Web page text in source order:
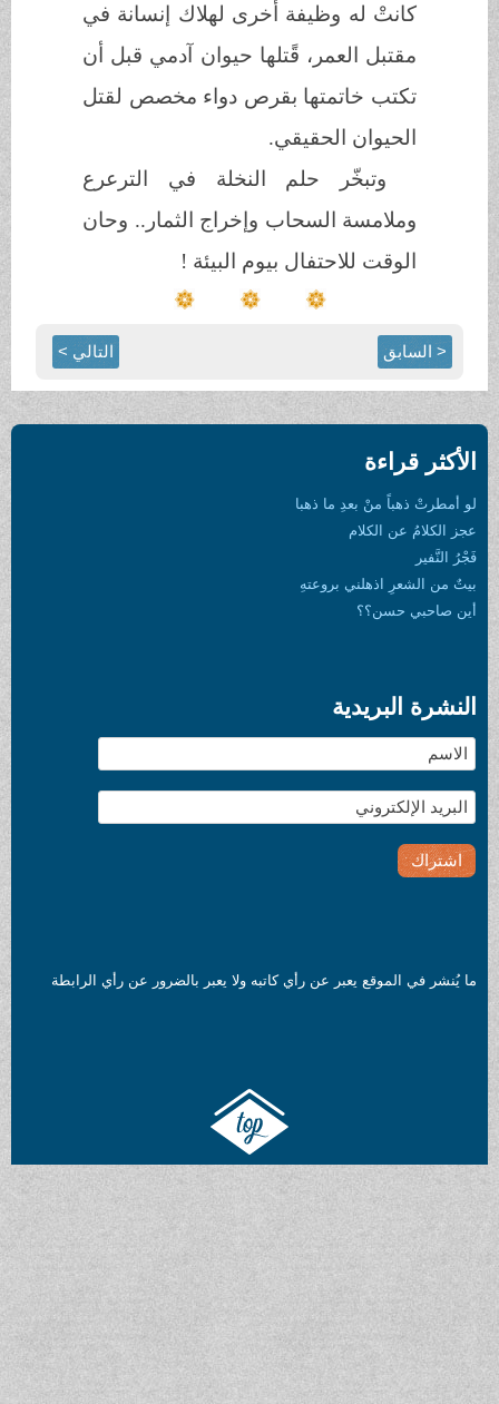
كانتْ له وظيفة أخرى لهلاك إنسانة في
مقتبل العمر، قًتلها حيوان آدمي قبل أن
تكتب خاتمتها بقرص دواء مخصص لقتل
الحيوان الحقيقي.
وتبخّر حلم النخلة في الترعرع
وملامسة السحاب وإخراج الثمار.. وحان
الوقت للاحتفال بيوم البيئة!
< السابق التالي >
الأكثر قراءة
لو أمطرتْ ذهباً منْ بعدِ ما ذهبا
عجز الكلامُ عن الكلام
فَجْرُ النَّفير
بيتٌ من الشعرِ اذهلني بروعتهِ
أين صاحبي حسن؟؟
النشرة البريدية
ما يُنشر في الموقع يعبر عن رأي كاتبه ولا يعبر بالضرور عن رأي الرابطة